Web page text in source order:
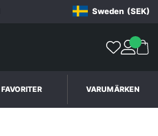
Sweden (SEK)
FAVORITER VARUMÄRKEN